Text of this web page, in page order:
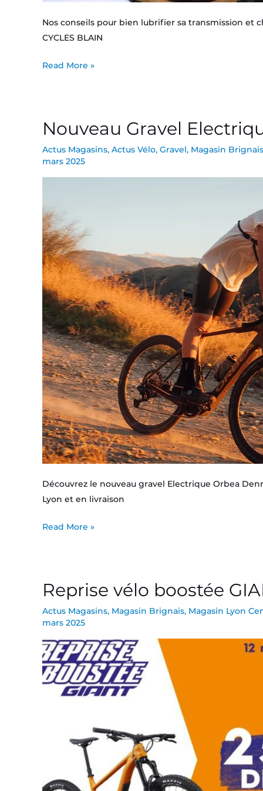
Nos conseils pour bien lubrifier sa transmission et
CYCLES BLAIN
Read More »
Nouveau Gravel
Actus Magasins, Actus Vélo, Gravel, Magasin Brignais
mars 2025
Découvrez le nouveau gravel Electrique Orbea
Lyon et en livraison
Nouveau
Electrique
Read More »
Reprise vélo boostée
Actus Magasins, Magasin Brignais, Magasin Lyon
mars 2025
Reprise
boostée
!